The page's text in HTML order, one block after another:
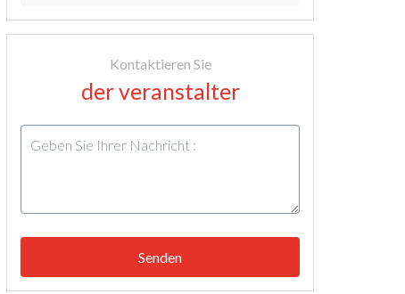
Kontaktieren Sie
der veranstalter
Senden